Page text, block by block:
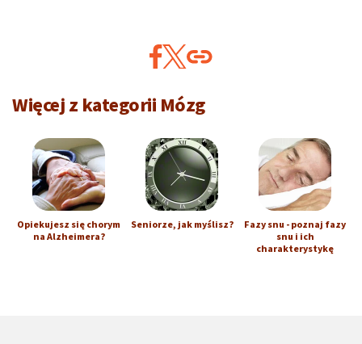
Więcej z kategorii Mózg
Opiekujesz się chorym
na Alzheimera?
Seniorze, jak myślisz?
Fazy snu - poznaj fazy
snu i ich
charakterystykę